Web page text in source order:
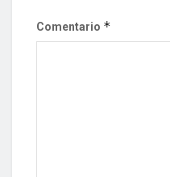
Comentario *